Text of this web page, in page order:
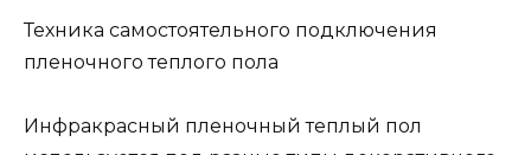
Техника самостоятельного подключения
пленочного теплого пола
Инфракрасный пленочный теплый пол